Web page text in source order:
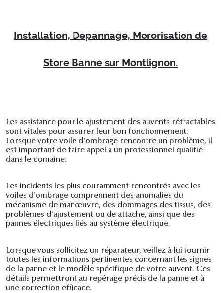
Installation, Depannage, Mororisation de
Store Banne sur Montlignon.
Les assistance pour le ajustement des auvents rétractables
sont vitales pour assurer leur bon fonctionnement.
Lorsque votre voile d'ombrage rencontre un problème, il
est important de faire appel à un professionnel qualifié
dans le domaine.
Les incidents les plus couramment rencontrés avec les
voiles d'ombrage comprennent des anomalies du
mécanisme de manœuvre, des dommages des tissus, des
problèmes d'ajustement ou de attache, ainsi que des
pannes électriques liés au système électrique.
Lorsque vous sollicitez un réparateur, veillez à lui fournir
toutes les informations pertinentes concernant les signes
de la panne et le modèle spécifique de votre auvent. Ces
détails permettront au repérage précis de la panne et à
une correction efficace.